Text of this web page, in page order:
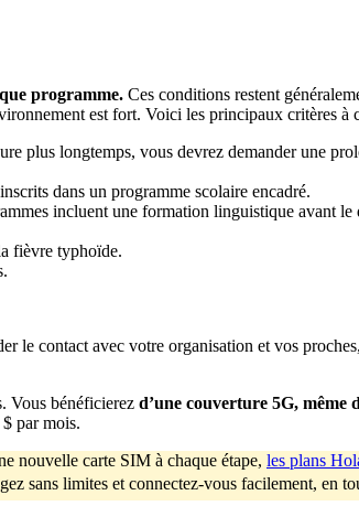
programme. Ces conditions restent
est fort. Voici les principaux critères à
plus longtemps, vous devrez demander une
dans un programme scolaire encadré.
incluent une formation linguistique avant le
fièvre typhoïde.
le contact avec votre organisation et vos
Vous bénéficierez d’une couverture 5G, même
par mois.
nouvelle carte SIM à chaque étape, les plans
sans limites et connectez-vous facilement, en